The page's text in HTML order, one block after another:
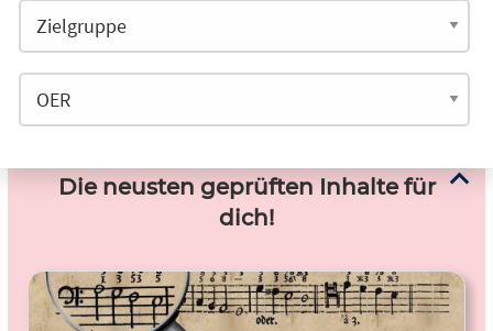
Die neusten geprüften Inhalte für
dich!